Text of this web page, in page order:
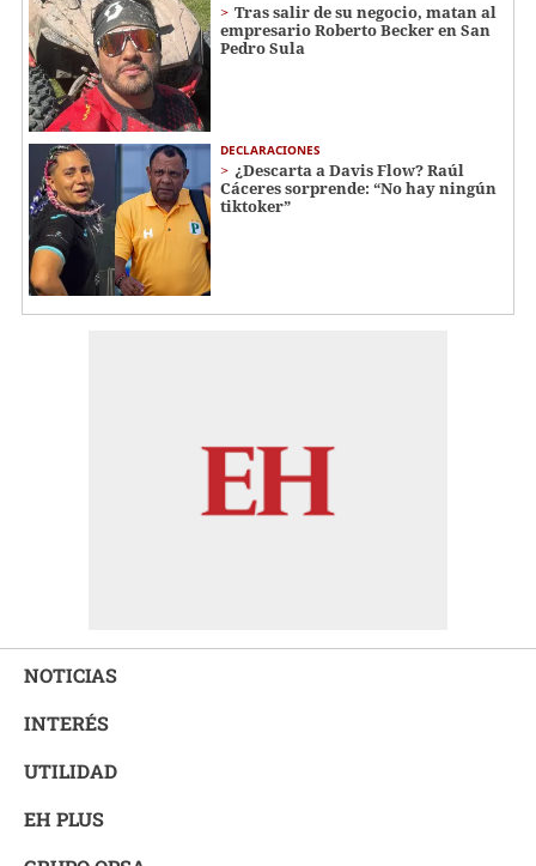
Tras salir de su negocio, matan al
empresario Roberto Becker en San
Pedro Sula
DECLARACIONES
¿Descarta a Davis Flow? Raúl
Cáceres sorprende: “No hay ningún
tiktoker”
NOTICIAS
INTERÉS
UTILIDAD
EH PLUS